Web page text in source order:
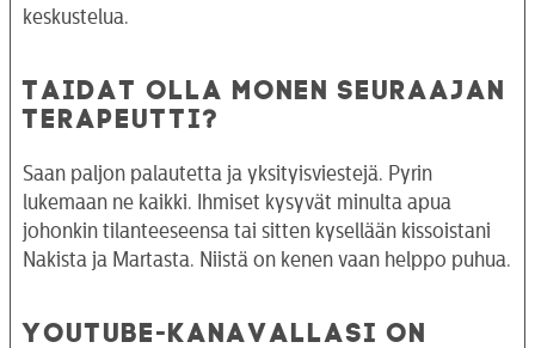
keskustelua.
TAIDAT OLLA MONEN SEURAAJAN
TERAPEUTTI?
Saan paljon palautetta ja yksityisviestejä. Pyrin
lukemaan ne kaikki. Ihmiset kysyvät minulta apua
johonkin tilanteeseensa tai sitten kysellään kissoistani
Nakista ja Martasta. Niistä on kenen vaan helppo puhua.
YOUTUBE-KANAVALLASI ON